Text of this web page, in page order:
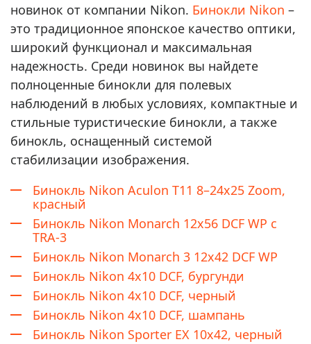
новинок от компании Nikon. Бинокли Nikon –
это традиционное японское качество оптики,
широкий функционал и максимальная
надежность. Среди новинок вы найдете
полноценные бинокли для полевых
наблюдений в любых условиях, компактные и
стильные туристические бинокли, а также
бинокль, оснащенный системой
стабилизации изображения.
Бинокль Nikon Aculon T11 8–24x25 Zoom,
красный
Бинокль Nikon Monarch 12х56 DCF WP с
TRA-3
Бинокль Nikon Monarch 3 12x42 DCF WP
Бинокль Nikon 4x10 DCF, бургунди
Бинокль Nikon 4x10 DCF, черный
Бинокль Nikon 4x10 DCF, шампань
Бинокль Nikon Sporter EX 10x42, черный